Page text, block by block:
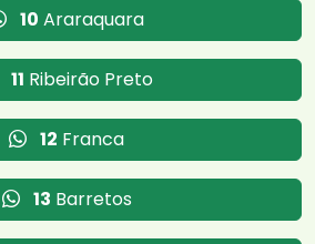
10 Araraquara
11 Ribeirão Preto
12 Franca
13 Barretos